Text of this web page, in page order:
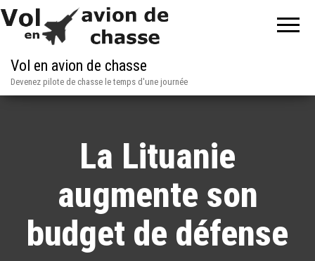
Vol en avion de chasse
Devenez pilote de chasse le temps d'une journée
La Lituanie
augmente son
budget de défense